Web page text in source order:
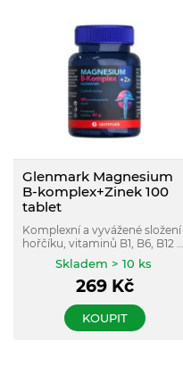
Glenmark Magnesium
B-komplex+Zinek 100
tablet
Komplexní a vyvážené složení
hořčíku, vitaminů B1, B6, B12 a
zinku. Vhodný při příznacích
únavy a vyčerpání, při vyšší
psychické a fyzické zátěži, při
Skladem > 10 ks
269Kč
KOUPIT